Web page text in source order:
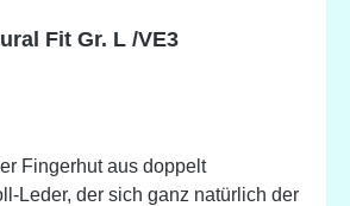
Fit Gr. L /VE3
Fingerhut aus doppelt
Leder, der sich ganz natürlich der